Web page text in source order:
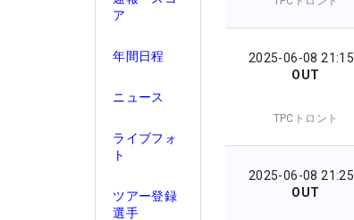
ア
年間日程
ニュース
ライブフォ
ト
ツアー登録
選手
2025-06-08 21:15
OUT
TPCトロント
2025-06-08 21:25
OUT